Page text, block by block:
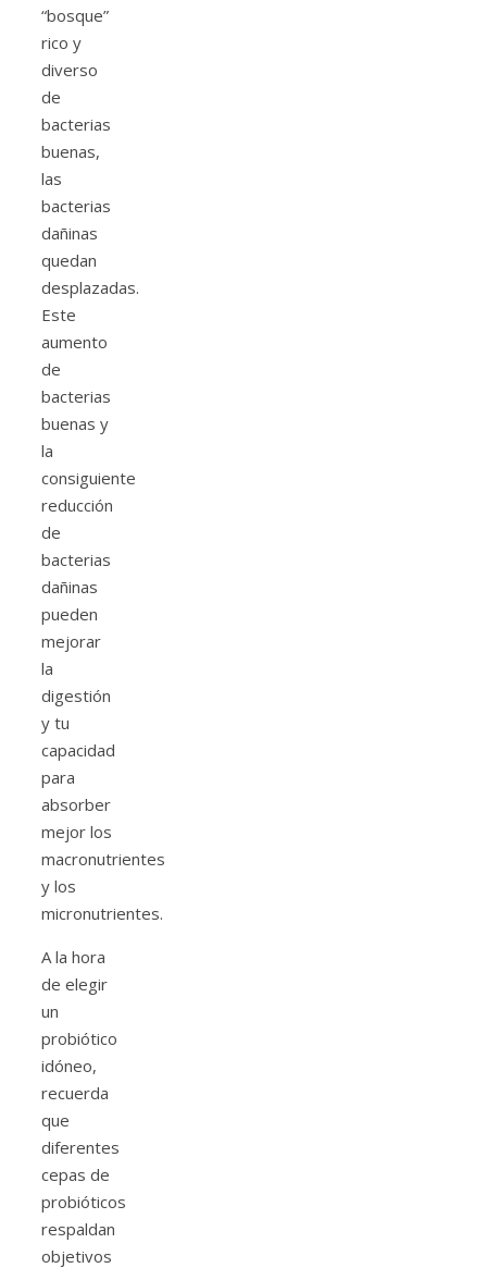
“bosque”
rico y
diverso
de
bacterias
buenas,
las
bacterias
dañinas
quedan
desplazadas.
Este
aumento
de
bacterias
buenas y
la
consiguiente
reducción
de
bacterias
dañinas
pueden
mejorar
la
digestión
y tu
capacidad
para
absorber
mejor los
macronutrientes
y los
micronutrientes.
A la hora
de elegir
un
probiótico
idóneo,
recuerda
que
diferentes
cepas de
probióticos
respaldan
objetivos